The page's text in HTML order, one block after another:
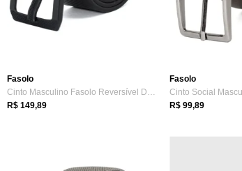
Fasolo
Cinto Masculino Fasolo Reversível Dupla ...
R$ 149,89
Fasolo
R$ 99,89